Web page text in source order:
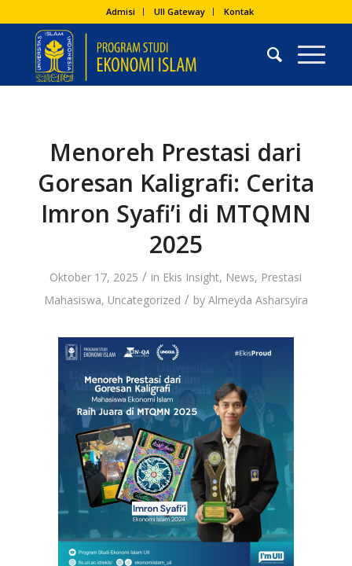
Admisi UII Gateway Kontak
Menoreh Prestasi dari
Goresan Kaligrafi: Cerita
Imron Syafi’i di MTQMN
2025
Oktober 17, 2025 / in Ekis Insight, News, Prestasi
Mahasiswa, Uncategorized / by Almeyda Asharsyira